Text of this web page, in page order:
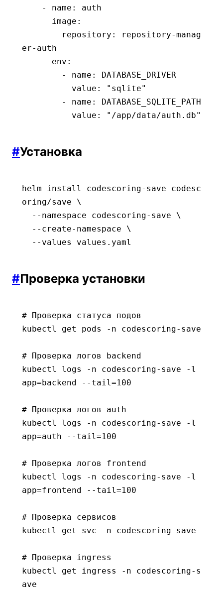
    -
name :
auth
      image
:
        repository
:
repository-manag
er-auth
      env
:
        -
name :
DATABASE_DRIVER
          value
:
"sqlite"
        -
name :
DATABASE_SQLITE_PATH
          value
: "/app/data/auth.db"
#Установка
helm install codescoring-save codesc
oring/save \
  --namespace
codescoring-save \
  --create-namespace
\
  --values
values.yaml
#Проверка установки
# Проверка статуса подов
kubectl
get pods -n codescoring-save
# Проверка логов backend
kubectl
logs -n codescoring-save -l
app=backend
--tail=100
# Проверка логов auth
kubectl
logs -n codescoring-save -l
app=auth --tail=100
# Проверка логов frontend
kubectl
logs -n codescoring-save -l
app=frontend
--tail=100
# Проверка сервисов
kubectl
get svc -n codescoring-save
# Проверка ingress
kubectl
get ingress -n codescoring-s
ave